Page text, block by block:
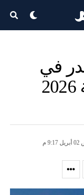
في
مؤشر المدن الذكية 2026
م